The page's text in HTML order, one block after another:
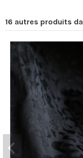
16 autres produits